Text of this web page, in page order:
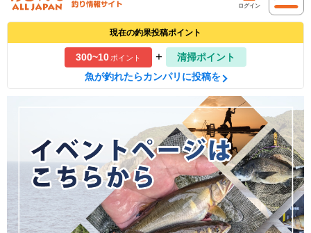
ログイン
現在の釣果投稿ポイント
300~10ポイント +
清掃ポイント
魚が釣れたらカンパリに投稿を